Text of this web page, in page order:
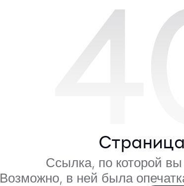
Ссылка, по которой
Возможно, в ней была